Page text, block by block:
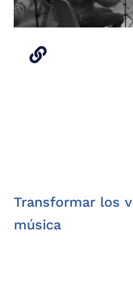
Transformar los
música